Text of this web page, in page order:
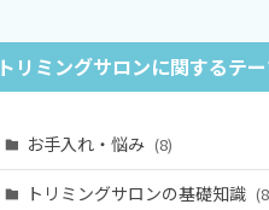
トリミングサロンに関するテ
お手入れ・悩み (8)
トリミングサロンの基礎知識